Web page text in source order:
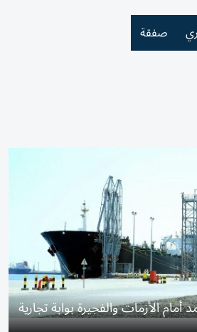
صفقة
الأزمات والفجيرة بوابة تجارية